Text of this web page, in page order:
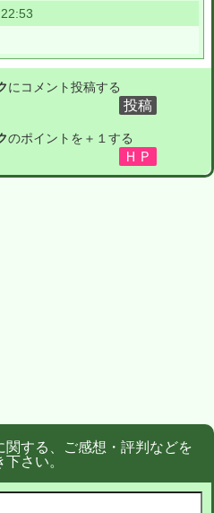
にコメント投稿する
のポイントを＋１する
関する、ご感想・評判などを
下さい。